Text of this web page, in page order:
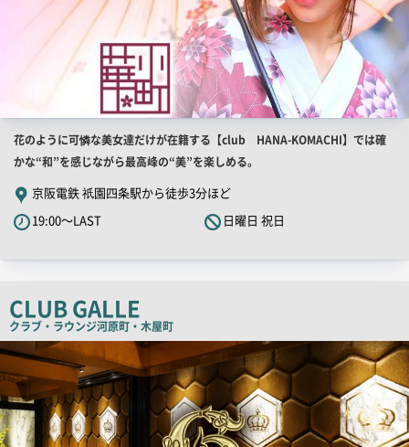
店
舗
PR
キ
ャ
ピ
ー
花のように可憐な美女達だけが在籍する【club HANA-KOMACHI】では確
かな“和”を感じながら最高峰の“美”を楽しめる。
京阪電鉄 祇園四条駅から徒歩3分ほど
19:00～LAST
日曜日 祝日
CLUB GALLE
クラブ・ラウンジ河原町・木屋町
店
舗
PR
画
像